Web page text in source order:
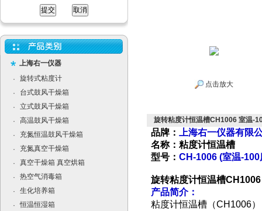
上海右一仪器
·
旋转式粘度计
·
台式鼓风干燥箱
·
立式鼓风干燥箱
·
高温鼓风干燥箱
·
充氮恒温鼓风干燥箱
·
充氮真空干燥箱
·
真空干燥箱 真空烘箱
·
热空气消毒箱
·
生化培养箱
·
恒温恒湿箱
点击放大
旋转粘度计恒温槽CH1006 室温-
品牌：
上海右一仪器有限
名称：粘度计恒温槽
型号： CH-1006 (室温-
旋转粘度计恒温槽
产品简介：
粘度计恒温槽（CH1006